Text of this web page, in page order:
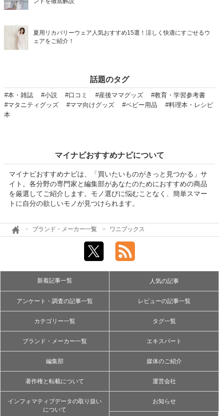
夏用リカバリーウェア人気おすすめ15選！涼しく快適にすごせるウ
ェアをご紹介！
話題のタグ
#本・雑誌 #小説 #口コミ #産後ママグッズ
#教育・学習参考書
#マタニティグッズ
#ママ向けグッズ #ベビー用品
#料理本・レシピ
本
マイナビおすすめナビについて
マイナビおすすめナビは、「買いたいものがきっと見つかる」サ
イト。各分野の専門家と編集部があなたのためにおすすめの商品
を厳選してご紹介します。モノ選びに悩むことなく、簡単スマー
トに自分の欲しいモノが見つけられます。
ブランド・メーカー一覧 ワニブックス
新着記事一覧 人気の記事
アンケート・調査の記事一覧 レビューの記事一覧
カテゴリー一覧 タグ一覧
ブランド・メーカー一覧 エキスパート
編集部 媒体のご紹介
著作権と転載について 運営会社
インフォマティブデータの取り扱い
について
お知らせ